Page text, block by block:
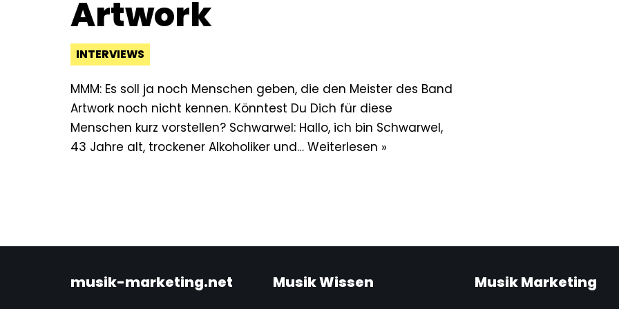
Artwork
INTERVIEWS
MMM: Es soll ja noch Menschen geben, die den Meister des Band
Artwork noch nicht kennen. Könntest Du Dich für diese
Menschen kurz vorstellen? Schwarwel: Hallo, ich bin Schwarwel,
43 Jahre alt, trockener Alkoholiker und… Weiterlesen »
musik-marketing.net Musik Wissen Musik Marketing